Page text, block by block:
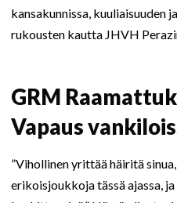
kansakunnissa, kuuliaisuuden
rukousten kautta JHVH
GRM
Vapaus
”Vihollinen yrittää häiritä
erikoisjoukkoja tässä ajassa,